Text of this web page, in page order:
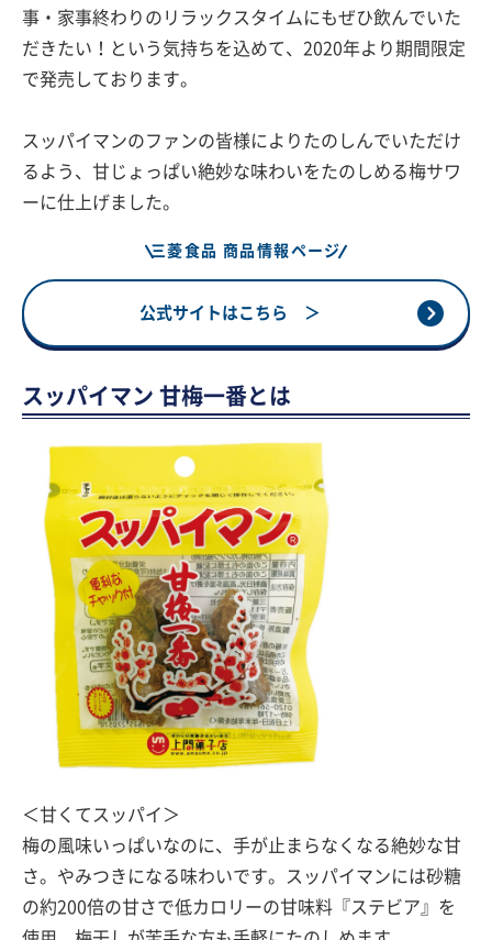
事・家事終わりのリラックスタイムにもぜひ飲んでいた
だきたい！という気持ちを込めて、2020年より期間限定
で発売しております。
スッパイマンのファンの皆様によりたのしんでいただけ
るよう、甘じょっぱい絶妙な味わいをたのしめる梅サワ
ーに仕上げました。
三菱食品 商品情報ページ
公式サイトはこちら ＞
スッパイマン 甘梅一番とは
＜甘くてスッパイ＞
梅の風味いっぱいなのに、手が止まらなくなる絶妙な甘
さ。やみつきになる味わいです。スッパイマンには砂糖
の約200倍の甘さで低カロリーの甘味料『ステビア』を